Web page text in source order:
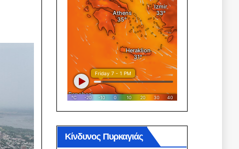
Κίνδυνος Πυρκαγιάς